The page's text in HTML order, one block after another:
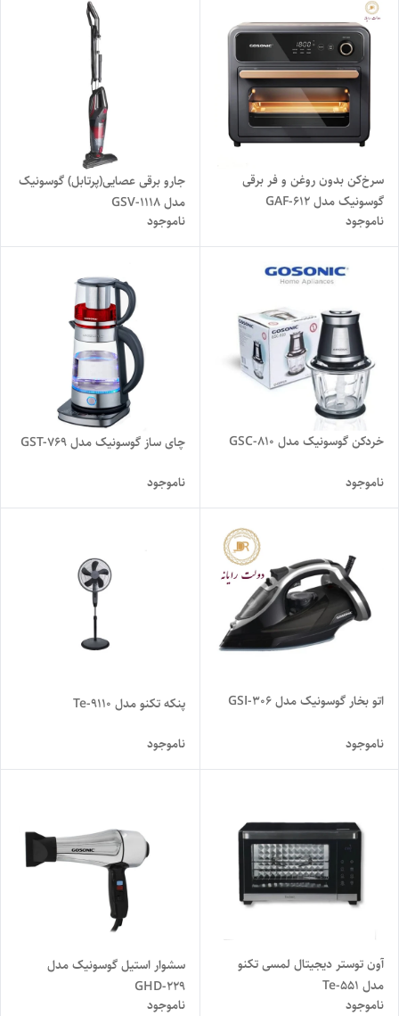
سرخ‌کن بدون روغن و فر برقی
گوسونیک مدل GAF-612
ناموجود
جارو برقی عصایی(پرتابل) گوسونیک
مدل GSV-1118
ناموجود
خردکن گوسونیک مدل GSC-810
ناموجود
چای ساز گوسونیک مدل GST-769
ناموجود
اتو بخار گوسونیک مدل GSI-306
ناموجود
پنکه تکنو مدل Te-9110
ناموجود
آون توستر دیجیتال لمسی تکنو
مدل Te-551
ناموجود
سشوار استیل گوسونیک مدل
GHD-229
ناموجود